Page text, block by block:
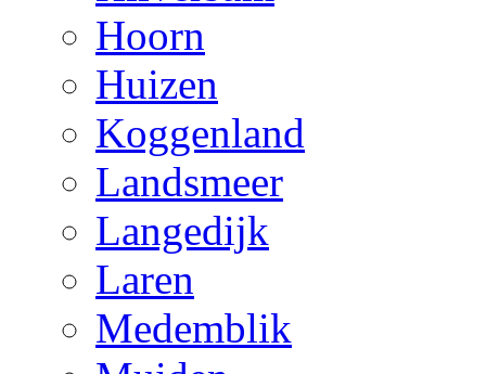
Hoorn
Huizen
Koggenland
Landsmeer
Langedijk
Laren
Medemblik